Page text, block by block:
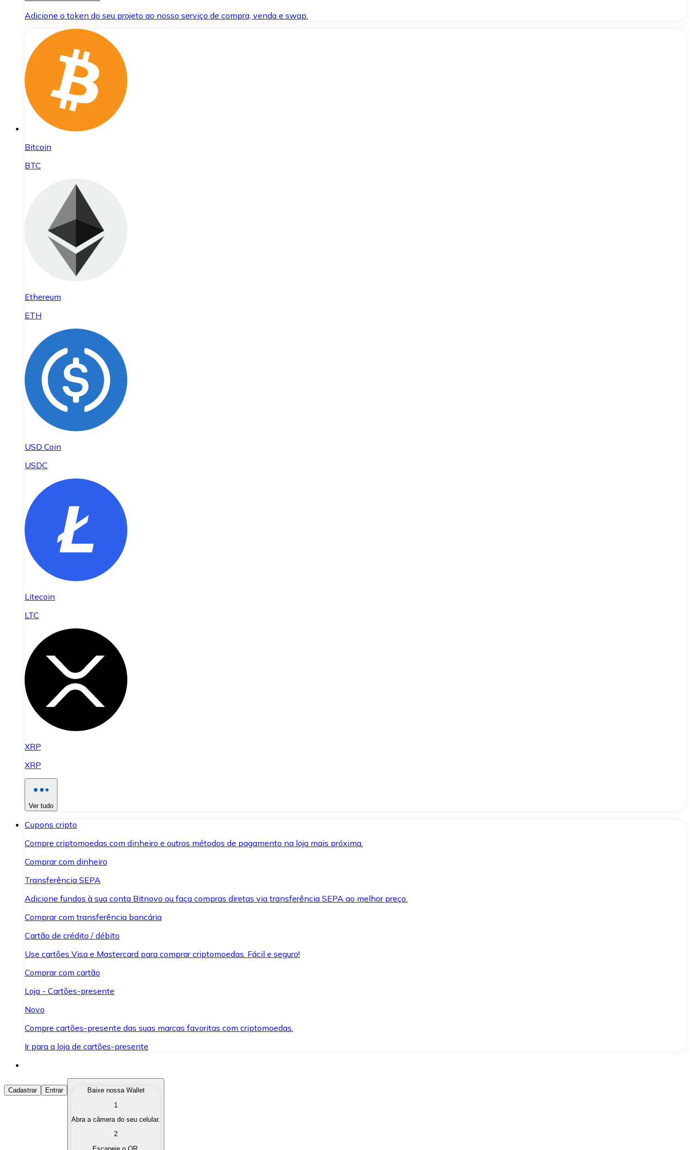
Adicione o token do seu projeto ao nosso serviço de compra, venda e swap.
Bitcoin
BTC
Ethereum
ETH
USD Coin
USDC
Litecoin
LTC
XRP
XRP
Ver tudo
Cupons cripto
Compre criptomoedas com dinheiro e outros métodos de pagamento na loja mais próxima.
Comprar com dinheiro
Transferência SEPA
Adicione fundos à sua conta Bitnovo ou faça compras diretas via transferência SEPA ao melhor preço.
Comprar com transferência bancária
Cartão de crédito / débito
Use cartões Visa e Mastercard para comprar criptomoedas. Fácil e seguro!
Comprar com cartão
Loja - Cartões-presente
Novo
Compre cartões-presente das suas marcas favoritas com criptomoedas.
Ir para a loja de cartões-presente
Comprar Criptomoedas
Compre as criptomoedas de seu interesse de forma rápida e segura.
Converta suas criptomoedas em moeda fiduciária quando precisar.
Cadastrar Entrar
Baixe nossa Wallet
1
Abra a câmera do seu celular.
2